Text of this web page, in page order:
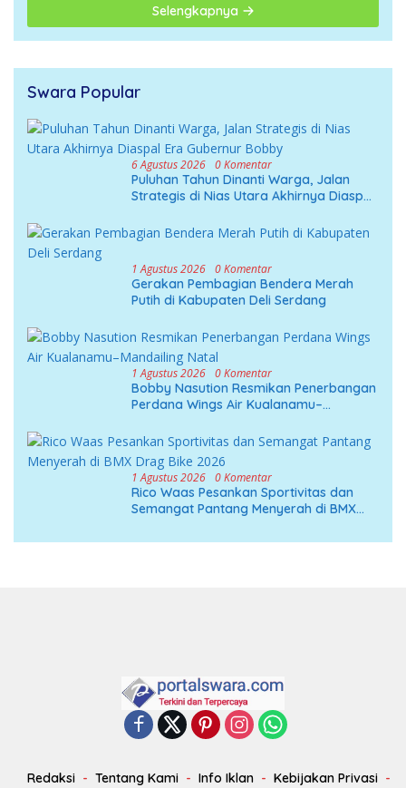
Selengkapnya
Swara Popular
6 Agustus 2026 0 Komentar
Puluhan Tahun Dinanti Warga, Jalan
Strategis di Nias Utara Akhirnya Diaspal
1 Agustus 2026 0 Komentar
Gerakan Pembagian Bendera Merah
Putih di Kabupaten Deli Serdang
1 Agustus 2026 0 Komentar
Bobby Nasution Resmikan Penerbangan
Perdana Wings Air Kualanamu–
1 Agustus 2026 0 Komentar
Rico Waas Pesankan Sportivitas dan
Semangat Pantang Menyerah di BMX
Redaksi Tentang Kami Info Iklan Kebijakan Privasi